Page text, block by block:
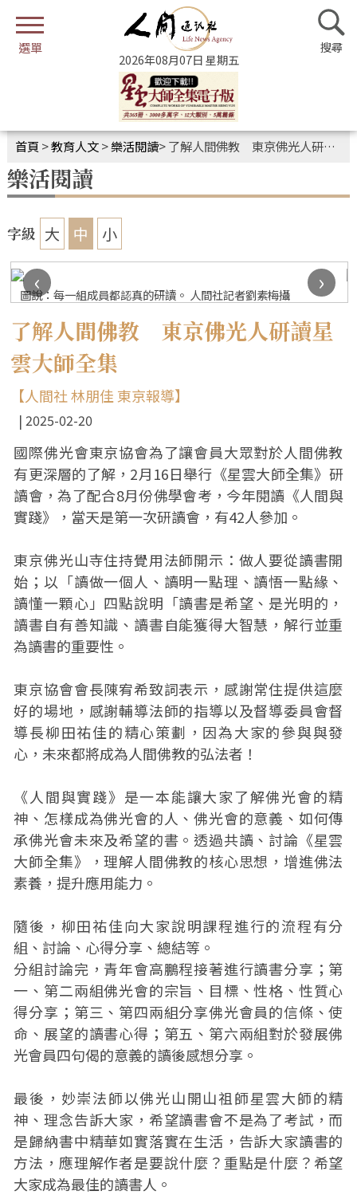
2026年08月07日 星期五
首頁 >教育人文>樂活閱讀>了解人間佛教 東京佛光人研讀星雲大師全集
樂活閱讀
字級 大 中 小
圖說：每一組成員都認真的研讀。 人間社記者劉素梅攝
‹
›
了解人間佛教 東京佛光人研讀星
雲大師全集
【人間社 林朋佳 東京報導】
2025-02-20
國際佛光會東京協會為了讓會員大眾對於人間佛教
有更深層的了解，2月16日舉行《星雲大師全集》研
讀會，為了配合8月份佛學會考，今年閱讀《人間與
實踐》，當天是第一次研讀會，有42人參加。
東京佛光山寺住持覺用法師開示：做人要從讀書開
始；以「讀做一個人、讀明一點理、讀悟一點緣、
讀懂一顆心」四點說明「讀書是希望、是光明的，
讀書自有善知識、讀書自能獲得大智慧，解行並重
為讀書的重要性。
東京協會會長陳宥希致詞表示，感謝常住提供這麼
好的場地，感謝輔導法師的指導以及督導委員會督
導長柳田祐佳的精心策劃，因為大家的參與與發
心，未來都將成為人間佛教的弘法者！
《人間與實踐》是一本能讓大家了解佛光會的精
神、怎樣成為佛光會的人、佛光會的意義、如何傳
承佛光會未來及希望的書。透過共讀、討論《星雲
大師全集》，理解人間佛教的核心思想，增進佛法
素養，提升應用能力。
隨後，柳田祐佳向大家說明課程進行的流程有分
組、討論、心得分享、總結等。
分組討論完，青年會高鵬程接著進行讀書分享；第
一、第二兩組佛光會的宗旨、目標、性格、性質心
得分享；第三、第四兩組分享佛光會員的信條、使
命、展望的讀書心得；第五、第六兩組對於發展佛
光會員四句偈的意義的讀後感想分享。
最後，妙崇法師以佛光山開山祖師星雲大師的精
神、理念告訴大家，希望讀書會不是為了考試，而
是歸納書中精華如實落實在生活，告訴大家讀書的
方法，應理解作者是要說什麼？重點是什麼？希望
大家成為最佳的讀書人。